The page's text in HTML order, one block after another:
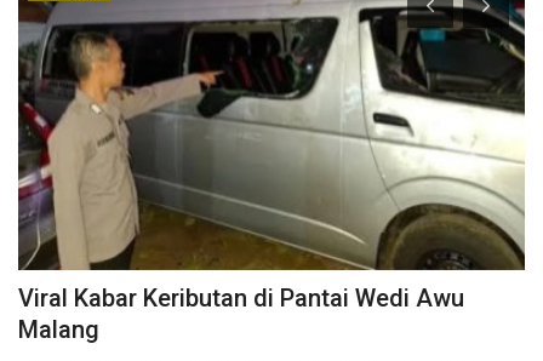
Viral Kabar Keributan di Pantai Wedi Awu
Malang